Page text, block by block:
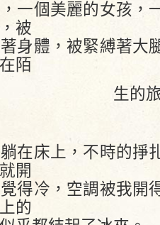
個美麗的女孩，
被
身體，被緊縛著大
陌
館
床上，不時的掙
開
得冷，空調被我開
的